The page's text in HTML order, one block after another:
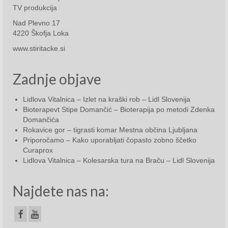
April 2023
Maj 2023
Junij 2023
Avgust 2023
September 2023
Oktober 2023
November 2023
2024
TV produkcija
Nad Plevno 17
4220 Škofja Loka
www.stiritacke.si
Zadnje objave
Lidlova Vitalnica – Izlet na kraški rob – Lidl Slovenija
Bioterapevt Stipe Domančić – Bioterapija po metodi Zdenka
Domančića
Rokavice gor – tigrasti komar Mestna občina Ljubljana
Priporočamo – Kako uporabljati čopasto zobno ščetko
Curaprox
Lidlova Vitalnica – Kolesarska tura na Braču – Lidl Slovenija
Najdete nas na: